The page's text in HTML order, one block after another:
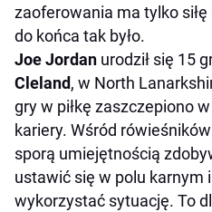
zaoferowania ma tylko
do końca tak było.
Joe Jordan urodził się 15
Cleland, w North
gry w piłkę zaszczepiono
kariery. Wśród
sporą umiejętnością
ustawić się w polu karnym
wykorzystać sytuację. To